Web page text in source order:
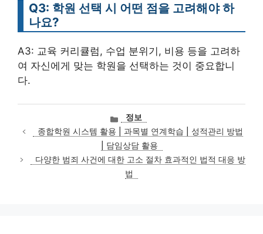
Q3: 학원 선택 시 어떤 점을 고려해야 하
나요?
A3: 교육 커리큘럼, 수업 분위기, 비용 등을 고려하
여 자신에게 맞는 학원을 선택하는 것이 중요합니
다.
카
테
고
리
정보
종합학원 시스템 활용 | 과목별 연계학습 | 성적관리 방법
| 담임상담 활용
다양한 범죄 사건에 대한 고소 절차 효과적인 법적 대응 방
법